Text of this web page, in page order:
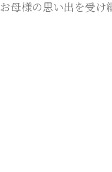
お母様の思い出を受け